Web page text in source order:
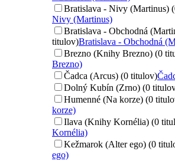
Bratislava - Nivy (Martinus)
Nivy (Martinus)
Bratislava - Obchodná
titulov)Bratislava - Obchodná
Brezno (Knihy Brezno) (0
Brezno)
Čadca (Arcus) (0 titulov)
Dolný Kubín (Zrno) (0
Humenné (Na korze) (0
korze)
Ilava (Knihy Kornélia) (0
Kornélia)
Kežmarok (Alter ego) (0
ego)